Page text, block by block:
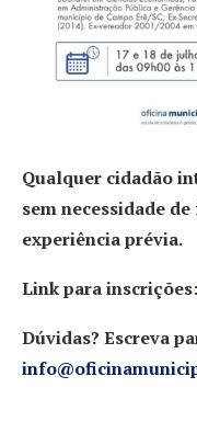
Qualquer cidadão
sem necessidade
experiência prévia.
Link para
Dúvidas? Escreva